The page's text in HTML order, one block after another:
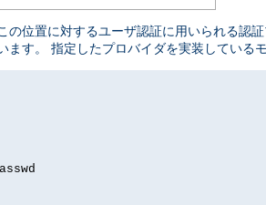
の位置に対するユーザ認証に用いられる認
ます。 指定したプロバイダを実装している